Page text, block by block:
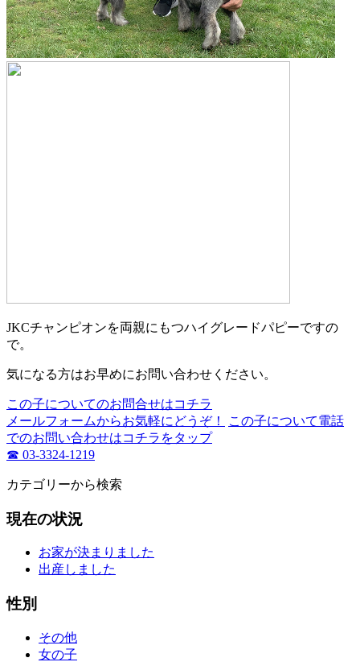
JKCチャンピオンを両親にもつハイグレードパピーですの
で。
気になる方はお早めにお問い合わせください。
この子についてのお問合せはコチラ
メールフォームからお気軽にどうぞ！
この子について電話
でのお問い合わせはコチラをタップ
☎ 03-3324-1219
カテゴリーから検索
現在の状況
お家が決まりました
出産しました
性別
その他
女の子